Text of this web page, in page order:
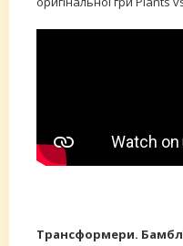
Трансформери.